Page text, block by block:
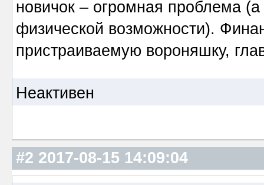
новичок – огромная проблема
физической возможности).
пристраиваемую вороняшку,
Неактивен
#2 2017-08-15 14:09:04